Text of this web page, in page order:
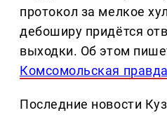
протокол за мелкое
дебоширу придётся
выходки. Об этом
Комсомольская
Последние новости